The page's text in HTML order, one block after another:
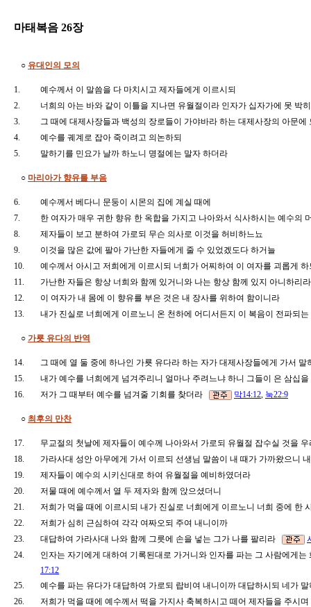
마태복음 26장
○ 유대인의 모의
1.
예수께서 이 말씀을 다 마치시고 제자들에게 이르시되
2.
너희의 아는 바와 같이 이틀을 지나면 유월절이라 인자가 십자가에 못
3.
그 때에 대제사장들과 백성의 장로들이 가야바라 하는 대제사장의 아문
4.
예수를 궤계로 잡아 죽이려고 의논하되
5.
말하기를 민요가 날까 하노니 명절에는 말자 하더라
○ 마리아가 향유를 부음
6.
예수께서 베다니 문둥이 시몬의 집에 계실 때에
7.
한 여자가 매우 귀한 향유 한 옥합을 가지고 나아와서 식사하시는 예수의
8.
제자들이 보고 분하여 가로되 무슨 의사로 이것을 허비하느뇨
9.
이것을 많은 값에 팔아 가난한 자들에게 줄 수 있었겠도다 하거늘
10.
예수께서 아시고 저희에게 이르시되 너희가 어찌하여 이 여자를 괴롭게
11.
가난한 자들은 항상 너희와 함께 있거니와 나는 항상 함께 있지 아니하리
12.
이 여자가 내 몸에 이 향유를 부은 것은 내 장사를 위하여 함이니라
13.
내가 진실로 너희에게 이르노니 온 천하에 어디서든지 이 복음이 전파되
○ 가룟 유다의 반역
14.
그 때에 열 둘 중에 하나인 가룟 유다라 하는 자가 대제사장들에게 가서
15.
내가 예수를 너희에게 넘겨주리니 얼마나 주려느냐 하니 그들이 은 삼십
16.
저가 그 때부터 예수를 넘겨줄 기회를 찾더라 막14:12, 눅22:9
○ 최후의 만찬
17.
무교절의 첫날에 제자들이 예수께 나아와서 가로되 유월절 잡수실 것을
18.
가라사대 성안 아무에게 가서 이르되 선생님 말씀이 내 때가 가까왔으
19.
제자들이 예수의 시키신대로 하여 유월절을 예비하였더라
20.
저물 때에 예수께서 열 두 제자와 함께 앉으셨더니
21.
저희가 먹을 때에 이르시되 내가 진실로 너희에게 이르노니 너희 중에
22.
저희가 심히 근심하여 각각 여짜오되 주여 내니이까
23.
대답하여 가라사대 나와 함께 그릇에 손을 넣는 그가 나를 팔리라
24.
인자는 자기에게 대하여 기록된대로 가거니와 인자를 파는 그 사람에게
17:12
25.
예수를 파는 유다가 대답하여 가로되 랍비여 내니이까 대답하시되 네가
26.
저희가 먹을 때에 예수께서 떡을 가지사 축복하시고 떼어 제자들을 주시